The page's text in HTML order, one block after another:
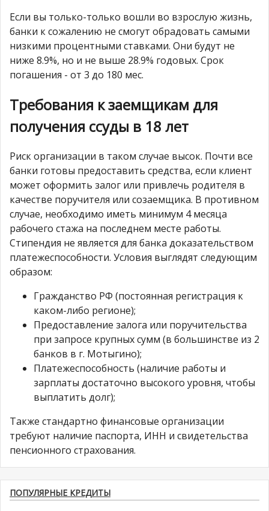
Если вы только-только вошли во взрослую жизнь,
банки к сожалению не смогут обрадовать самыми
низкими процентными ставками. Они будут не
ниже 8.9%, но и не выше 28.9% годовых. Срок
погашения - от 3 до 180 мес.
Требования к заемщикам для
получения ссуды в 18 лет
Риск организации в таком случае высок. Почти все
банки готовы предоставить средства, если клиент
может оформить залог или привлечь родителя в
качестве поручителя или созаемщика. В противном
случае, необходимо иметь минимум 4 месяца
рабочего стажа на последнем месте работы.
Стипендия не является для банка доказательством
платежеспособности. Условия выглядят следующим
образом:
Гражданство РФ (постоянная регистрация к
каком-либо регионе);
Предоставление залога или поручительства
при запросе крупных сумм (в большинстве из 2
банков в г. Мотыгино);
Платежеспособность (наличие работы и
зарплаты достаточно высокого уровня, чтобы
выплатить долг);
Также стандартно финансовые организации
требуют наличие паспорта, ИНН и свидетельства
пенсионного страхования.
ПОПУЛЯРНЫЕ КРЕДИТЫ